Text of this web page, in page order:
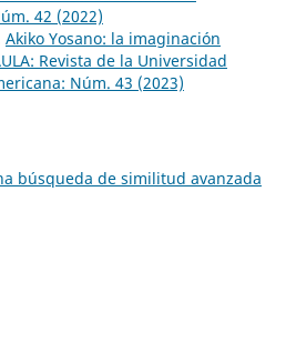
42 (2022)
Akiko Yosano: la imaginación
Revista de la Universidad
Núm. 43 (2023)
búsqueda de similitud avanzada